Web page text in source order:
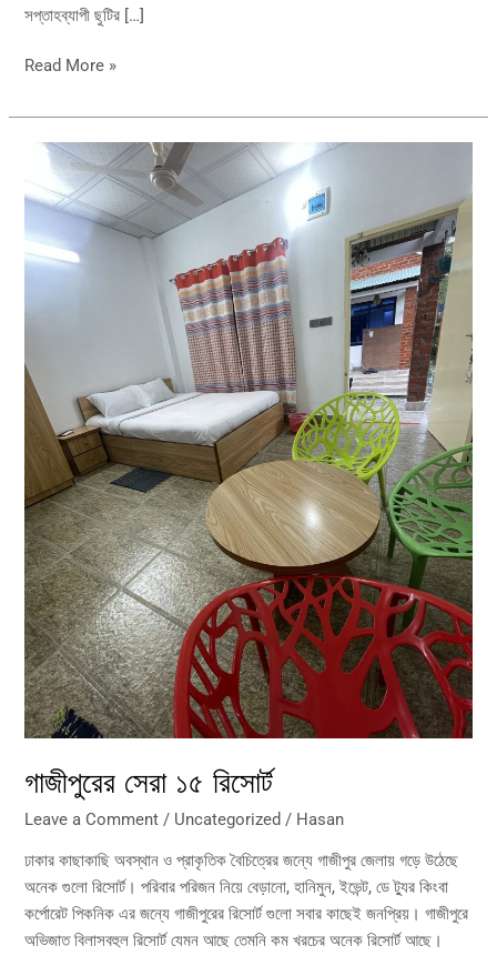
সপ্তাহব্যাপী ছুটির […]
Read More »
গাজীপুরের সেরা ১৫ রিসোর্ট
Leave a Comment / Uncategorized / Hasan
ঢাকার কাছাকাছি অবস্থান ও প্রাকৃতিক বৈচিত্রের জন্যে গাজীপুর জেলায় গড়ে উঠেছে
অনেক গুলো রিসোর্ট। পরিবার পরিজন নিয়ে বেড়ানো, হানিমুন, ইভেন্ট, ডে ট্যুর কিংবা
কর্পোরেট পিকনিক এর জন্যে গাজীপুরের রিসোর্ট গুলো সবার কাছেই জনপ্রিয়। গাজীপুরে
অভিজাত বিলাসবহুল রিসোর্ট যেমন আছে তেমনি কম খরচের অনেক রিসোর্ট আছে।
গাজীপুরের
১৫
রিসোর্ট